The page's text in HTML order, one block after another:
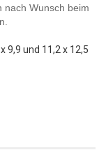
nach Wunsch beim